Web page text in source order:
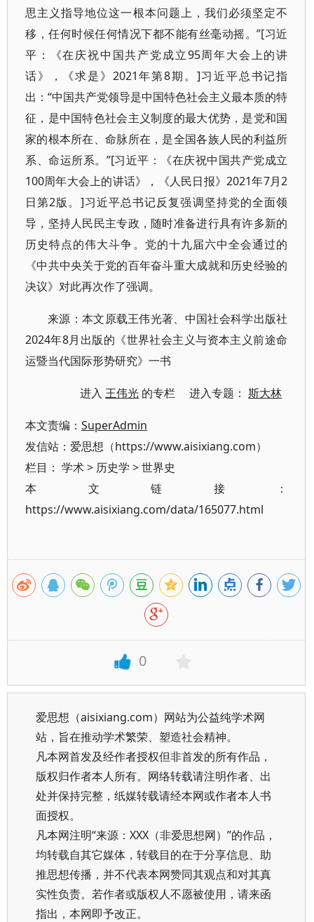
思主义指导地位这一根本问题上，我们必须坚定不
移，任何时候任何情况下都不能有丝毫动摇。”[习近
平：《在庆祝中国共产党成立95周年大会上的讲
话》，《求是》2021年第8期。]习近平总书记指
出：“中国共产党领导是中国特色社会主义最本质的特
征，是中国特色社会主义制度的最大优势，是党和国
家的根本所在、命脉所在，是全国各族人民的利益所
系、命运所系。”[习近平：《在庆祝中国共产党成立
100周年大会上的讲话》，《人民日报》2021年7月2
日第2版。]习近平总书记反复强调坚持党的全面领
导，坚持人民民主专政，随时准备进行具有许多新的
历史特点的伟大斗争。党的十九届六中全会通过的
《中共中央关于党的百年奋斗重大成就和历史经验的
决议》对此再次作了强调。
来源：本文原载王伟光著、中国社会科学出版社
2024年8月出版的《世界社会主义与资本主义前途命
运暨当代国际形势研究》一书
进入王伟光 的专栏 进入专题：斯大林
本文责编： SuperAdmin
发信站：爱思想（https://www.aisixiang.com）
栏目： 学术> 历史学 >世界史
本文链接：
https://www.aisixiang.com/data/165077.html
0
爱思想（aisixiang.com）网站为公益纯学术网
站，旨在推动学术繁荣、塑造社会精神。
凡本网首发及经作者授权但非首发的所有作品，
版权归作者本人所有。网络转载请注明作者、出
处并保持完整，纸媒转载请经本网或作者本人书
面授权。
凡本网注明“来源：XXX（非爱思想网）”的作品，
均转载自其它媒体，转载目的在于分享信息、助
推思想传播，并不代表本网赞同其观点和对其真
实性负责。若作者或版权人不愿被使用，请来函
指出，本网即予改正。